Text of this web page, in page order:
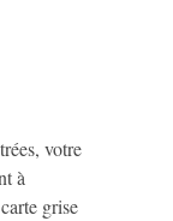
votre
à
grise